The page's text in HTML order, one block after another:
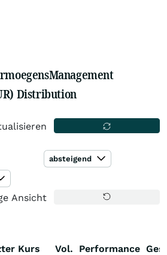
Distribution
absteigend
Ansicht
Kurs Vol. Performance